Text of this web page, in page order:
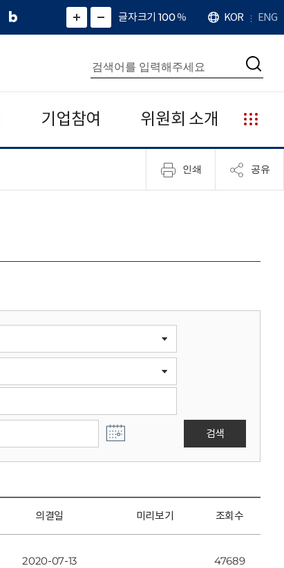
네
그
)
화
면
면
소
확
대
치
글자크기 100%
언
어
KOR ENG
통
합
검
색
검
기업참여 위원회 소개
누
리
집
안
인쇄 공유
검색
의결일 미리보기 조회수
2020-07-13 47689